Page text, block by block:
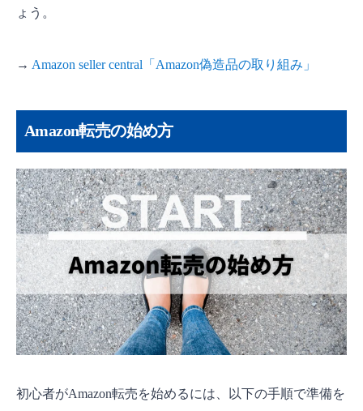
ょう。
→ Amazon seller central「Amazon偽造品の取り組み」
Amazon転売の始め方
初心者がAmazon転売を始めるには、以下の手順で準備を